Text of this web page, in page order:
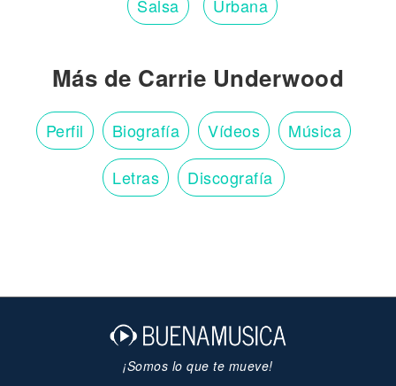
Salsa Urbana
Más de Carrie Underwood
Perfil Biografía Vídeos Música
Letras Discografía
¡Somos lo que te mueve!